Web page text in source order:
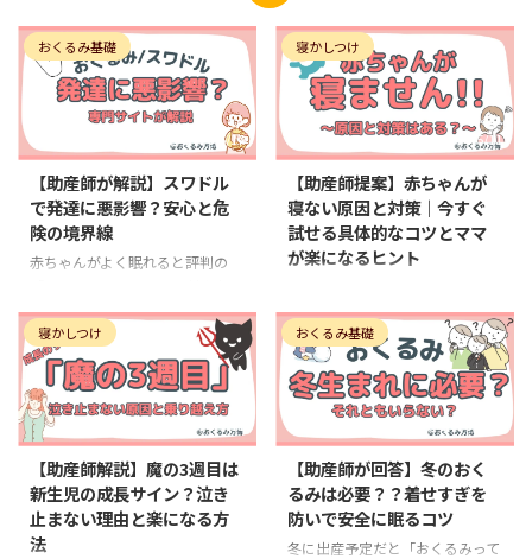
おくるみ基礎
2026/5/17
【助産師が解説】スワドル
で発達に悪影響？安心と危
険の境界線
赤ちゃんがよく眠れると評判の
えてくれる一方で、「発達に悪影
響はない？」「いつまで使ってい
いの？」と不安を感じている方も
多いのではないでしょうか。 実
は、スワドルは使い方や期間を誤
ると、運動発達や睡眠リズムに影
響する可能性が指摘されていま
す。一方で、正しく使えば、赤ち
ゃんにもママ・パパにも大きなメ
リットとなる心強いアイテムで
す。 この記事では助産師の視点
寝かしつけ
2026/5/11
【助産師提案】赤ちゃんが
寝ない原因と対策｜今すぐ
試せる具体的なコツとママ
が楽になるヒント
がなかなか寝てくれないと本当に
不安になりますよね。 「どうし
てこんなに寝ないの？」「私のや
り方が悪いのかな」と、自分を責
めてしまうママも少なくありませ
ん。 助産師として多くのアドバ
イスをしてきましたが、赤ちゃん
が寝ないのには、『赤ちゃんから
のサイン』が隠れている事があり
ます。 ママのやり方が悪いわけ
ではなく、ほんの少しの条件が合
寝かしつけ
2026/5/11
【助産師解説】魔の3週目は
新生児の成長サイン？泣き
止まない理由と楽になる方
法
おくるみ基礎
2026/2/18
【助産師が回答】冬のおく
るみは必要？？着せすぎを
防いで安全に眠るコツ
冬に出産予定だと「おくるみって